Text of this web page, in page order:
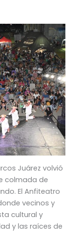
Juárez volvió
colmada de
El Anfiteatro
vecinos y
cultural y
y las raíces de